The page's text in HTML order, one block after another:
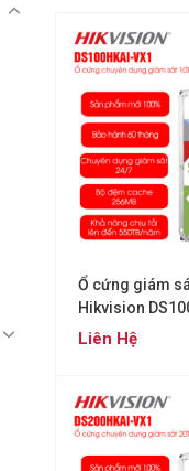
Ổ cứng giám
Hikvision
Liên Hệ